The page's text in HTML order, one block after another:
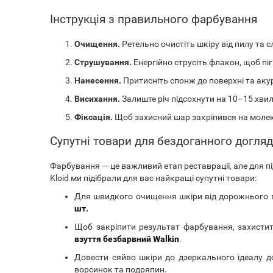
Інструкція з правильного фарбування
Очищення. Ретельно очистіть шкіру від пилу та
Струшування. Енергійно струсіть флакон, щоб
Нанесення. Притисніть спонж до поверхні та
Висихання. Залиште річ підсохнути на 10–15
Фіксація. Щоб захисний шар закріпився на
Супутні товари для бездоганного
Фарбування — це важливий етап реставрації, але для
Kloid ми підібрали для вас найкращі супутні товари:
Для швидкого очищення шкіри від
шт.
Щоб закріпити результат фарбування,
взуття безбарвний Walkin.
Довести сяйво шкіри до дзеркального
ворсинок та подряпин.